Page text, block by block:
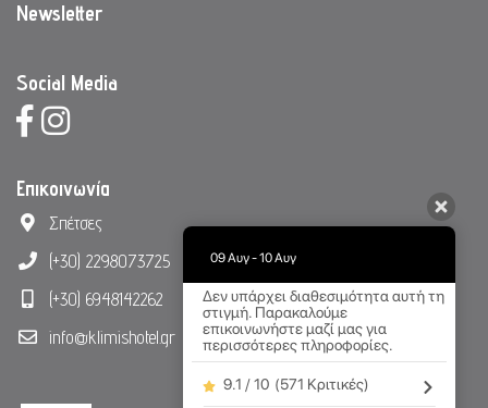
Newsletter
Social Media
Επικοινωνία
Σπέτσες
(+30) 2298073725
(+30) 6948142262
info@klimishotel.gr
09 Αυγ - 10 Αυγ
Δεν υπάρχει διαθεσιμότητα αυτή τη
στιγμή. Παρακαλούμε
επικοινωνήστε μαζί μας για
περισσότερες πληροφορίες.
9.1 / 10 (571 Κριτικές)